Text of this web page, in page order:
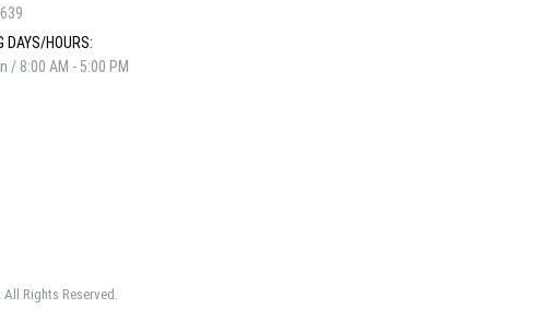
DAYS/HOURS:
/ 8:00 AM - 5:00 PM
Rights Reserved.